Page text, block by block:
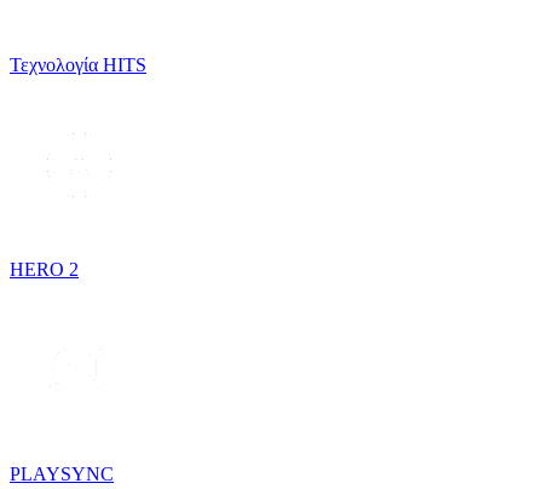
Τεχνολογία HITS
HERO 2
PLAYSYNC